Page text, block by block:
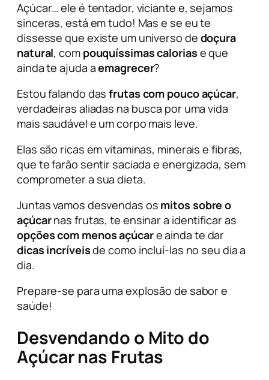
Açúcar… ele é tentador, viciante e, sejamos
sinceras, está em tudo! Mas e se eu te
dissesse que existe um universo de doçura
natural, com pouquíssimas calorias e que
ainda te ajuda aemagrecer?
Estou falando dasfrutas com pouco açúcar,
verdadeiras aliadas na busca por uma vida
mais saudável e um corpo mais leve.
Elas são ricas em vitaminas, minerais e fibras,
que te farão sentir saciada e energizada, sem
comprometer a sua dieta.
Juntas vamos desvendas os mitos sobre o
açúcarnas frutas, te ensinar a identificar as
opções com menos açúcare ainda te dar
dicas incríveisde como incluí-las no seu dia a
dia.
Prepare-se para uma explosão de sabor e
saúde!
Desvendando o Mito do
Açúcar nas Frutas